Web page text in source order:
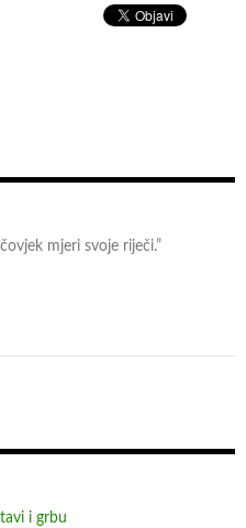
mjeri svoje riječi.”
i grbu